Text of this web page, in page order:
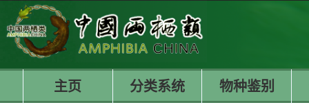
主页 分类系统 物种鉴别